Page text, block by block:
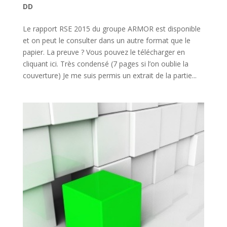
DD
Le rapport RSE 2015 du groupe ARMOR est disponible
et on peut le consulter dans un autre format que le
papier. La preuve ? Vous pouvez le télécharger en
cliquant ici. Très condensé (7 pages si l’on oublie la
couverture) Je me suis permis un extrait de la partie...